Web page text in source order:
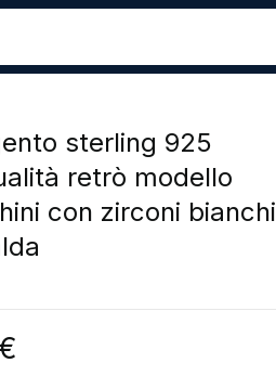
sterling 925
retrò modello
con zirconi bianchi